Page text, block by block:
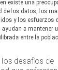
existe una
de los datos, los
y los esfuerzos
a mantener
entre la
los desafíos de